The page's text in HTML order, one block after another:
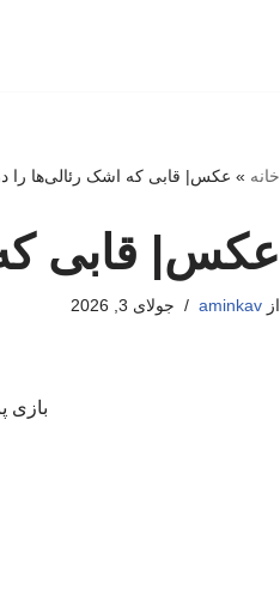
خانه » عکس| قابی که اشک رئالی‌ها را
عکس| قابی که
ازaminkav جولای 3, 2026
بازی